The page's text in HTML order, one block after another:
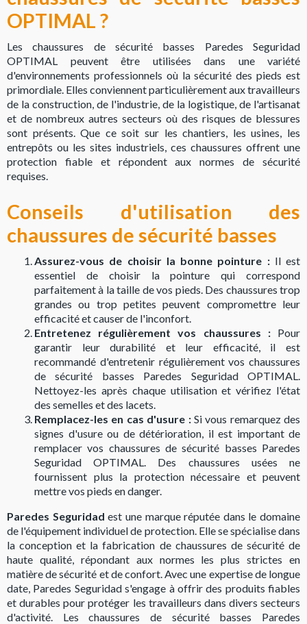
OPTIMAL ?
Les chaussures de sécurité basses Paredes Seguridad
OPTIMAL peuvent être utilisées dans une variété
d'environnements professionnels où la sécurité des pieds est
primordiale. Elles conviennent particulièrement aux travailleurs
de la construction, de l'industrie, de la logistique, de l'artisanat
et de nombreux autres secteurs où des risques de blessures
sont présents. Que ce soit sur les chantiers, les usines, les
entrepôts ou les sites industriels, ces chaussures offrent une
protection fiable et répondent aux normes de sécurité
requises.
Conseils d'utilisation des
chaussures de sécurité basses
Assurez-vous de choisir la bonne pointure : Il est
essentiel de choisir la pointure qui correspond
parfaitement à la taille de vos pieds. Des chaussures trop
grandes ou trop petites peuvent compromettre leur
efficacité et causer de l'inconfort.
Entretenez régulièrement vos chaussures :Pour
garantir leur durabilité et leur efficacité, il est
recommandé d'entretenir régulièrement vos chaussures
de sécurité basses Paredes Seguridad OPTIMAL.
Nettoyez-les après chaque utilisation et vérifiez l'état
des semelles et des lacets.
Remplacez-les en cas d'usure : Si vous remarquez des
signes d'usure ou de détérioration, il est important de
remplacer vos chaussures de sécurité basses Paredes
Seguridad OPTIMAL. Des chaussures usées ne
fournissent plus la protection nécessaire et peuvent
mettre vos pieds en danger.
Paredes Seguridad est une marque réputée dans le domaine
de l'équipement individuel de protection. Elle se spécialise dans
la conception et la fabrication de chaussures de sécurité de
haute qualité, répondant aux normes les plus strictes en
matière de sécurité et de confort. Avec une expertise de longue
date, Paredes Seguridad s'engage à offrir des produits fiables
et durables pour protéger les travailleurs dans divers secteurs
d'activité. Les chaussures de sécurité basses Paredes